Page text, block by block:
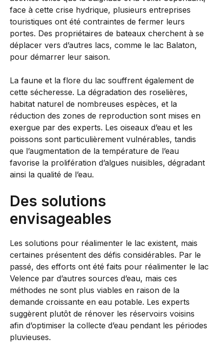
face à cette crise hydrique, plusieurs entreprises
touristiques ont été contraintes de fermer leurs
portes. Des propriétaires de bateaux cherchent à se
déplacer vers d’autres lacs, comme le lac Balaton,
pour démarrer leur saison.
La faune et la flore du lac souffrent également de
cette sécheresse. La dégradation des roselières,
habitat naturel de nombreuses espèces, et la
réduction des zones de reproduction sont mises en
exergue par des experts. Les oiseaux d’eau et les
poissons sont particulièrement vulnérables, tandis
que l’augmentation de la température de l’eau
favorise la prolifération d’algues nuisibles, dégradant
ainsi la qualité de l’eau.
Des solutions
envisageables
Les solutions pour réalimenter le lac existent, mais
certaines présentent des défis considérables. Par le
passé, des efforts ont été faits pour réalimenter le lac
Velence par d’autres sources d’eau, mais ces
méthodes ne sont plus viables en raison de la
demande croissante en eau potable. Les experts
suggèrent plutôt de rénover les réservoirs voisins
afin d’optimiser la collecte d’eau pendant les périodes
pluvieuses.